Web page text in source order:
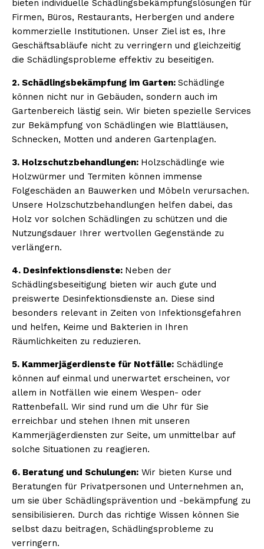
bieten individuelle Schädlingsbekämpfungslösungen für
Firmen, Büros, Restaurants, Herbergen und andere
kommerzielle Institutionen. Unser Ziel ist es, Ihre
Geschäftsabläufe nicht zu verringern und gleichzeitig
die Schädlingsprobleme effektiv zu beseitigen.
2. Schädlingsbekämpfung im Garten: Schädlinge
können nicht nur in Gebäuden, sondern auch im
Gartenbereich lästig sein. Wir bieten spezielle Services
zur Bekämpfung von Schädlingen wie Blattläusen,
Schnecken, Motten und anderen Gartenplagen.
3. Holzschutzbehandlungen: Holzschädlinge wie
Holzwürmer und Termiten können immense
Folgeschäden an Bauwerken und Möbeln verursachen.
Unsere Holzschutzbehandlungen helfen dabei, das
Holz vor solchen Schädlingen zu schützen und die
Nutzungsdauer Ihrer wertvollen Gegenstände zu
verlängern.
4. Desinfektionsdienste: Neben der
Schädlingsbeseitigung bieten wir auch gute und
preiswerte Desinfektionsdienste an. Diese sind
besonders relevant in Zeiten von Infektionsgefahren
und helfen, Keime und Bakterien in Ihren
Räumlichkeiten zu reduzieren.
5. Kammerjägerdienste für Notfälle: Schädlinge
können auf einmal und unerwartet erscheinen, vor
allem in Notfällen wie einem Wespen- oder
Rattenbefall. Wir sind rund um die Uhr für Sie
erreichbar und stehen Ihnen mit unseren
Kammerjägerdiensten zur Seite, um unmittelbar auf
solche Situationen zu reagieren.
6. Beratung und Schulungen: Wir bieten Kurse und
Beratungen für Privatpersonen und Unternehmen an,
um sie über Schädlingsprävention und -bekämpfung zu
sensibilisieren. Durch das richtige Wissen können Sie
selbst dazu beitragen, Schädlingsprobleme zu
verringern.